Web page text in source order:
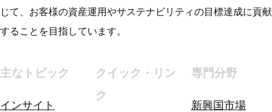
じて、お客様の資産運用やサステナビリティの目標達成に貢献
することを目指しています。
主なトピック
インサイト
クイック・リン
ク
専門分野
新興国市場